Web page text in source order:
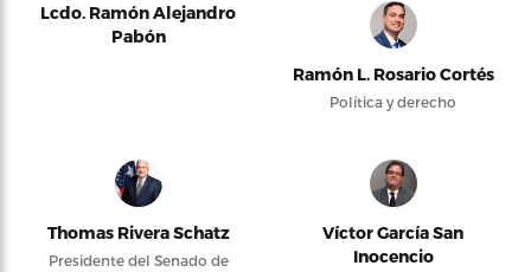
Lcdo. Ramón Alejandro
Pabón
Ramón L. Rosario Cortés
Política y derecho
Thomas Rivera Schatz
Presidente del Senado de
Víctor García San
Inocencio